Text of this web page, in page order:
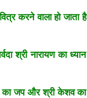
करने वाला हो जाता है
श्री नारायण का ध्यान
का जप और श्री केशव का